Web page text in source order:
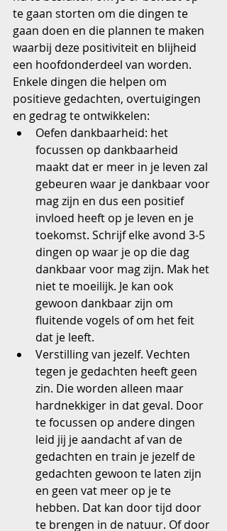
te gaan storten om die dingen te
gaan doen en die plannen te maken
waarbij deze positiviteit en blijheid
een hoofdonderdeel van worden.
Enkele dingen die helpen om
positieve gedachten, overtuigingen
en gedrag te ontwikkelen:
Oefen dankbaarheid: het
focussen op dankbaarheid
maakt dat er meer in je leven zal
gebeuren waar je dankbaar voor
mag zijn en dus een positief
invloed heeft op je leven en je
toekomst. Schrijf elke avond 3-5
dingen op waar je op die dag
dankbaar voor mag zijn. Mak het
niet te moeilijk. Je kan ook
gewoon dankbaar zijn om
fluitende vogels of om het feit
dat je leeft.
Verstilling van jezelf. Vechten
tegen je gedachten heeft geen
zin. Die worden alleen maar
hardnekkiger in dat geval. Door
te focussen op andere dingen
leid jij je aandacht af van de
gedachten en train je jezelf de
gedachten gewoon te laten zijn
en geen vat meer op je te
hebben. Dat kan door tijd door
te brengen in de natuur. Of door